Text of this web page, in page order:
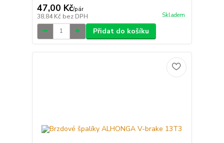
47,00 Kč/pár
38,84 Kč bez DPH Skladem
Přidat do košíku